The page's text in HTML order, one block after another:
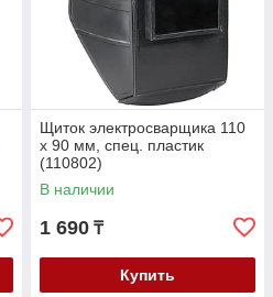
Щиток электросварщика 110
х 90 мм, спец. пластик
(110802)
В наличии
1 690 ₸
Купить